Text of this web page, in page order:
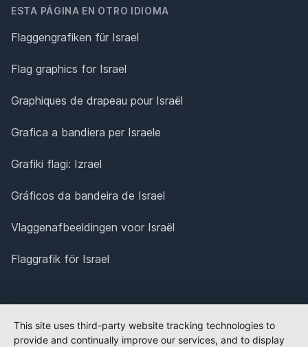
ESTA PÁGINA EN OTRO IDIOMA
Flaggengrafiken für Israel
Flag graphics for Israel
Graphiques de drapeau pour Israël
Grafica a bandiera per Israele
Grafiki flagi: Izrael
Gráficos da bandeira de Israel
Vlaggenafbeeldingen voor Israël
Flaggrafik för Israel
This site uses third-party website tracking technologies to
provide and continually improve our services, and to display